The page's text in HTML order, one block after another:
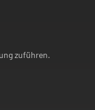
zuführen.